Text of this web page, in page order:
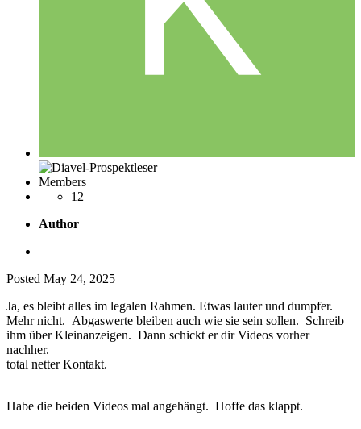
Members
12
Author
Posted May 24, 2025
Ja, es bleibt alles im legalen Rahmen. Etwas lauter und dumpfer.
Mehr nicht. Abgaswerte bleiben auch wie sie sein sollen. Schreib
ihm über Kleinanzeigen. Dann schickt er dir Videos vorher
nachher.
total netter Kontakt.
Habe die beiden Videos mal angehängt. Hoffe das klappt.